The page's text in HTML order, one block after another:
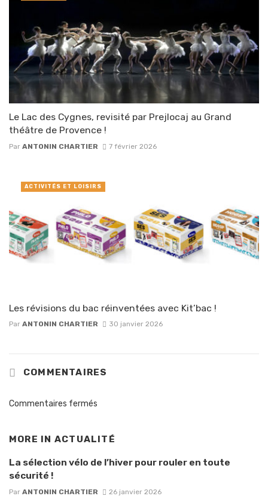
Le Lac des Cygnes, revisité par Prejlocaj au Grand
théâtre de Provence !
Par ANTONIN CHARTIER 7 février 2026
Les révisions du bac réinventées avec Kit’bac !
Par ANTONIN CHARTIER 30 janvier 2026
ACTIVITÉS ET LOISIRS
COMMENTAIRES
Commentaires fermés
MORE IN ACTUALITÉ
La sélection vélo de l’hiver pour rouler en toute
sécurité !
Par ANTONIN CHARTIER 26 janvier 2026